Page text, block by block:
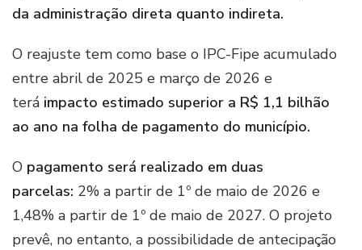
da administração direta quanto indireta.
O reajuste tem como base o IPC-Fipe acumulado
entre abril de 2025 e março de 2026 e
terá impacto estimado superior a R$ 1,1 bilhão
ao ano na folha de pagamento do município.
O pagamento será realizado em duas
parcelas: 2% a partir de 1º de maio de 2026 e
1,48% a partir de 1º de maio de 2027. O projeto
prevê, no entanto, a possibilidade de antecipação